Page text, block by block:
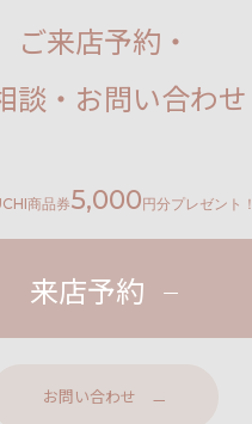
ご来店予約・
談・お問い合わせ
商品券5,000 円分プレゼント！
来店予約
お問い合わせ